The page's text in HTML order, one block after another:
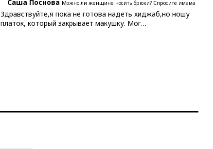
Саша Поснова Можно ли женщине носить брюки? Спросите имама
Здравствуйте,я пока не готова надеть хиджаб,но ношу
платок, который закрывает макушку. Мог…